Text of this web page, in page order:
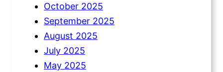
October 2025
September 2025
August 2025
July 2025
May 2025